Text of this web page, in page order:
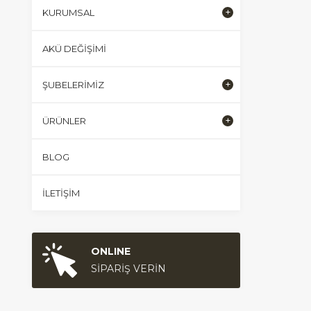
KURUMSAL
AKÜ DEĞIŞIMI
ŞUBELERIMIZ
ÜRÜNLER
BLOG
İLETIŞIM
ONLINE
SİPARİŞ VERİN